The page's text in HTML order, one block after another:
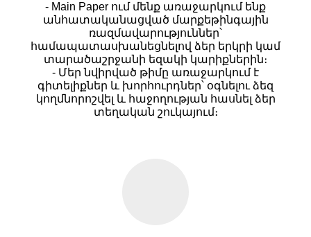
- Main Paper ում մենք առաջարկում ենք
անհատականացված մարքեթինգային
ռազմավարություններ՝
համապատասխանեցնելով ձեր երկրի կամ
տարածաշրջանի եզակի կարիքներին։
- Մեր նվիրված թիմը առաջարկում է
գիտելիքներ և խորհուրդներ՝ օգնելու ձեզ
կողմնորոշվել և հաջողության հասնել ձեր
տեղական շուկայում։